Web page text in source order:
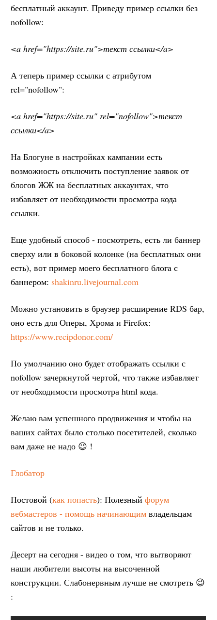
бесплатный аккаунт. Приведу пример ссылки без
nofollow:
<a href="https://site.ru">текст ссылки</a>
А теперь пример ссылки с атрибутом
rel="nofollow":
<a href="https://site.ru" rel="nofollow">текст
ссылки</a>
На Блогуне в настройках кампании есть
возможность отключить поступление заявок от
блогов ЖЖ на бесплатных аккаунтах, что
избавляет от необходимости просмотра кода
ссылки.
Еще удобный способ - посмотреть, есть ли баннер
сверху или в боковой колонке (на бесплатных они
есть), вот пример моего бесплатного блога с
баннером: shakinru.livejournal.com
Можно установить в браузер расширение RDS бар,
оно есть для Оперы, Хрома и Firefox:
https://www.recipdonor.com/
По умолчанию оно будет отображать ссылки с
nofollow зачеркнутой чертой, что также избавляет
от необходимости просмотра html кода.
Желаю вам успешного продвижения и чтобы на
ваших сайтах было столько посетителей, сколько
вам даже не надо 😉 !
Глобатор
Постовой (как попасть): Полезныйфорум
вебмастеров - помощь начинающим владельцам
сайтов и не только.
Десерт на сегодня - видео о том, что вытворяют
наши любители высоты на высоченной
конструкции. Слабонервным лучше не смотреть 😉
: